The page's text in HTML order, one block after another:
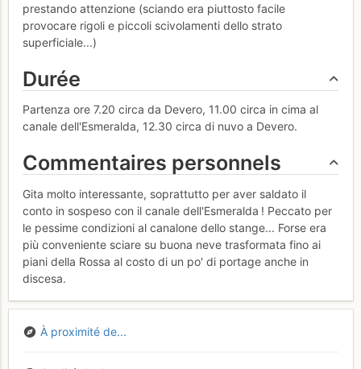
prestando attenzione (sciando era piuttosto facile
provocare rigoli e piccoli scivolamenti dello strato
superficiale...)
Durée
Partenza ore 7.20 circa da Devero, 11.00 circa in cima al
canale dell'Esmeralda, 12.30 circa di nuvo a Devero.
Commentaires personnels
Gita molto interessante, soprattutto per aver saldato il
conto in sospeso con il canale dell'Esmeralda ! Peccato per
le pessime condizioni al canalone dello stange... Forse era
più conveniente sciare su buona neve trasformata fino ai
piani della Rossa al costo di un po' di portage anche in
discesa.
À proximité de...